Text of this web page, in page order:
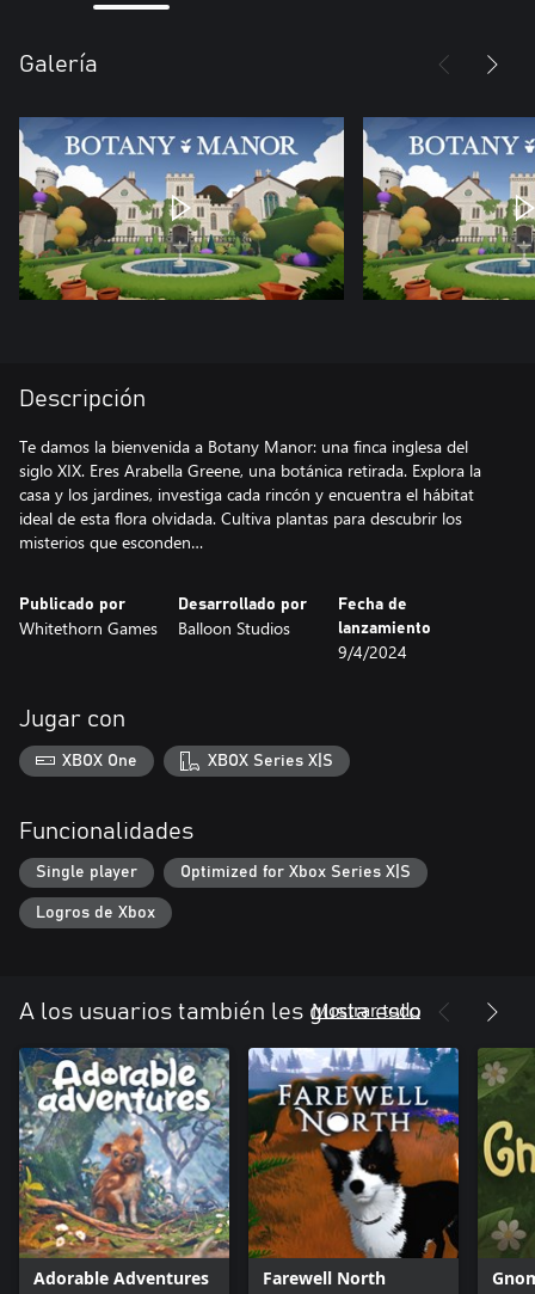
Galería
Descripción
Te damos la bienvenida a Botany Manor: una finca inglesa del
siglo XIX. Eres Arabella Greene, una botánica retirada. Explora la
casa y los jardines, investiga cada rincón y encuentra el hábitat
ideal de esta flora olvidada. Cultiva plantas para descubrir los
misterios que esconden…
Publicado por
Whitethorn Games
Desarrollado por
Balloon Studios
Fecha de
lanzamiento
9/4/2024
Jugar con
XBOX One XBOX Series X|S
Funcionalidades
Single player Optimized for Xbox Series X|S
Logros de Xbox
A los usuarios también les gusta esto
Mostrar todo
Adorable Adventures Farewell North